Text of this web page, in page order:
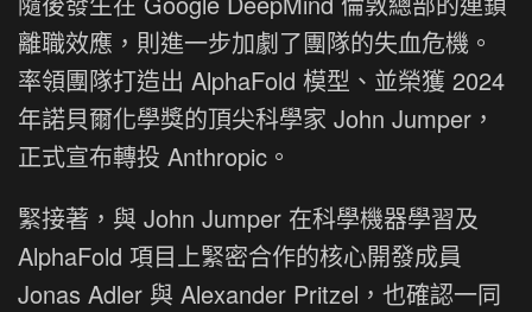
離職效應，則進一步加劇了團隊的失血危機。
率領團隊打造出 AlphaFold 模型、並榮獲 2024
年諾貝爾化學獎的頂尖科學家 John Jumper，
正式宣布轉投 Anthropic。
緊接著，與 John Jumper 在科學機器學習及
AlphaFold 項目上緊密合作的核心開發成員
Jonas Adler 與 Alexander Pritzel，也確認一同